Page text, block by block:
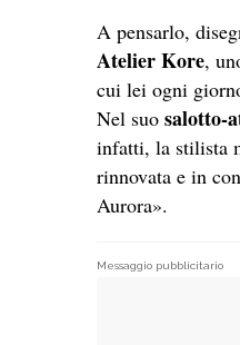
A pensarlo,
Atelier Kore,
cui lei ogni
Nel suo salotto-
infatti, la stilista
rinnovata e in
Aurora».
Messaggio pubblicitario